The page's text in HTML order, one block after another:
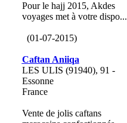
Pour le hajj 2015, Akdes
voyages met à votre dispo...
(01-07-2015)
Caftan Aniiqa
LES ULIS (91940), 91 -
Essonne
France
Vente de jolis caftans